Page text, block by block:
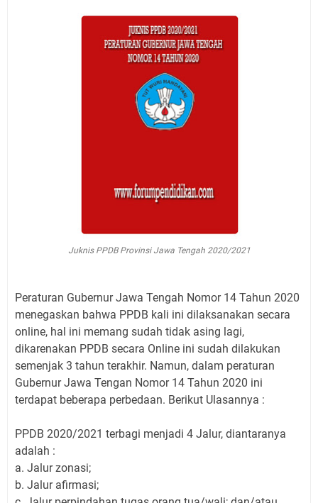
Juknis PPDB Provinsi Jawa Tengah 2020/2021
Peraturan Gubernur Jawa Tengah Nomor 14 Tahun 2020
menegaskan bahwa PPDB kali ini dilaksanakan secara
online, hal ini memang sudah tidak asing lagi,
dikarenakan PPDB secara Online ini sudah dilakukan
semenjak 3 tahun terakhir. Namun, dalam peraturan
Gubernur Jawa Tengan Nomor 14 Tahun 2020 ini
terdapat beberapa perbedaan. Berikut Ulasannya :
PPDB 2020/2021 terbagi menjadi 4 Jalur, diantaranya
adalah :
a. Jalur zonasi;
b. Jalur afirmasi;